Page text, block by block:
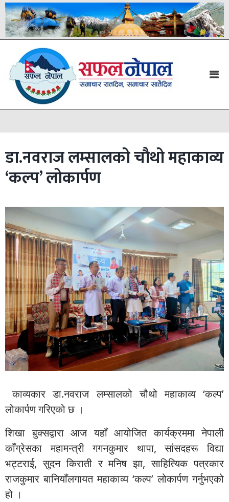
डा.नवराज लम्सालको चौथो महाकाव्य
‘कल्प’ लोकार्पण
काव्यकार डा.नवराज लम्सालको चौथो महाकाव्य ‘कल्प’
लोकार्पण गरिएको छ ।
शिखा बुक्सद्वारा आज यहाँ आयोजित कार्यक्रममा नेपाली
काँग्रेसका महामन्त्री गगनकुमार थापा, सांसदहरू विद्या
भट्टराई, सुदन किराती र मनिष झा, साहित्यिक पत्रकार
राजकुमार बानियाँलगायत महाकाव्य ‘कल्प’ लोकार्पण गर्नुभएको
हो ।